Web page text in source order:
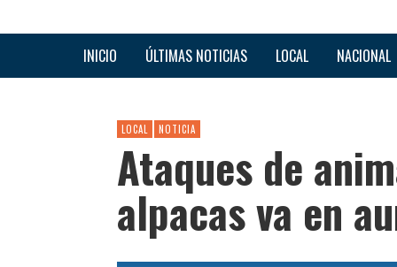
INICIO ÚLTIMAS NOTICIAS LOCAL NACIONAL
LOCAL NOTICIA
Ataques de
alpacas va en